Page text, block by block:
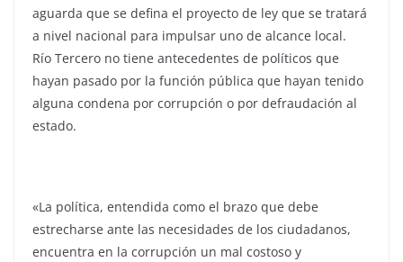
aguarda que se defina el proyecto de ley que se tratará
a nivel nacional para impulsar uno de alcance local.
Río Tercero no tiene antecedentes de políticos que
hayan pasado por la función pública que hayan tenido
alguna condena por corrupción o por defraudación al
estado.
«La política, entendida como el brazo que debe
estrecharse ante las necesidades de los ciudadanos,
encuentra en la corrupción un mal costoso y